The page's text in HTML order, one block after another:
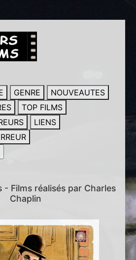
GENRE
NOUVEAUTES
TOP FILMS
LIENS
- Films réalisés par Charles
Chaplin